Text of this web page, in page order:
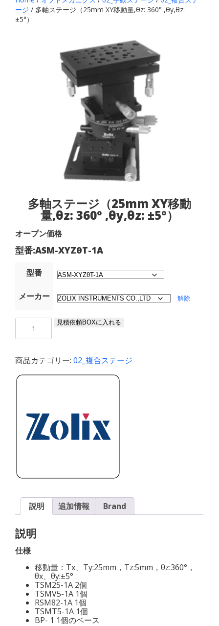
ージ / 多軸ステージ（25mm XY移動量,θz: 360° ,θy,θz:
±5°）
多軸ステージ（25mm XY移動
量,θz: 360° ,θy,θz: ±5°）
オープン価格
型番:ASM-XYZθT-1A
型番
メーカー 解除
多
テ
ー
ジ
量,θz:
個
見積依頼BOXに入れる
商品カテゴリー:02_複合ステージ
説明 追加情報 Brand
説明
仕様
移動量：Tx、Ty:25mm，Tz:5mm，θz:360°，
θx、θy:±5°
TSM25-1A 2個
TSMV5-1A 1個
RSM82-1A 1個
TSMT5-1A 1個
BP- 1 1個のベース